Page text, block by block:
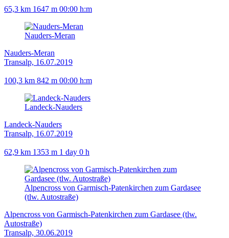
65,3 km 1647 m 00:00 h:m
Nauders-Meran
Nauders-Meran
Transalp, 16.07.2019
100,3 km 842 m 00:00 h:m
Landeck-Nauders
Landeck-Nauders
Transalp, 16.07.2019
62,9 km 1353 m 1 day 0 h
Alpencross von Garmisch-Patenkirchen zum Gardasee
(tlw. Autostraße)
Alpencross von Garmisch-Patenkirchen zum Gardasee (tlw.
Autostraße)
Transalp, 30.06.2019